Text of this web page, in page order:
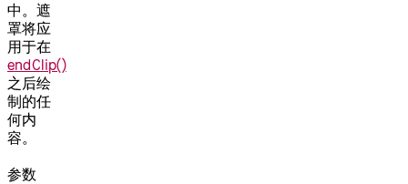
中。遮
罩将应
用于在
endClip()
之后绘
制的任
何内
容。
参数